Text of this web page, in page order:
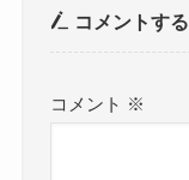
コメントする
コメント ※